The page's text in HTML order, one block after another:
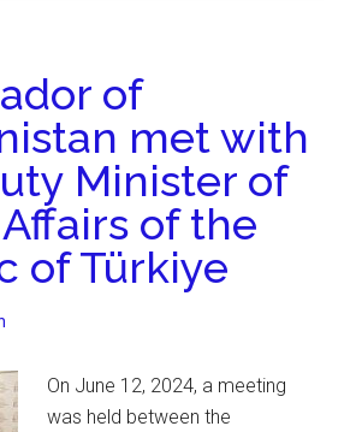
of
met with
Minister of
of the
of Türkiye
On June 12, 2024, a meeting
was held between the